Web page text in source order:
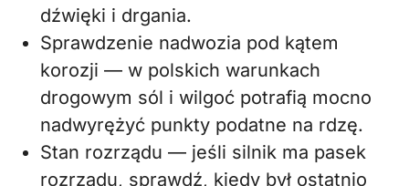
dźwięki i drgania.
Sprawdzenie nadwozia pod kątem
korozji — w polskich warunkach
drogowym sól i wilgoć potrafią mocno
nadwyrężyć punkty podatne na rdzę.
Stan rozrządu — jeśli silnik ma pasek
rozrządu, sprawdź, kiedy był ostatnio